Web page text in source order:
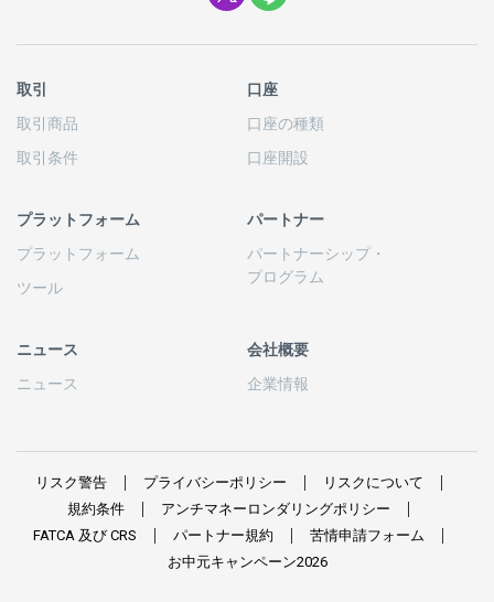
取引
取引商品
取引条件
口座
口座の種類
口座開設
プラットフォーム
プラットフォーム
ツール
パートナー
パートナーシップ・
プログラム
ニュース
ニュース
会社概要
企業情報
リスク警告 プライバシーポリシー
リスクについて
規約条件
アンチマネーロンダリングポリシー
FATCA 及び CRS パートナー規約 苦情申請フォーム
お中元キャンペーン2026